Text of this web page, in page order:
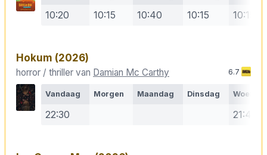
10:20 10:15 10:40 10:15 10:15
Hokum (2026)
horror / thriller van Damian Mc Carthy 6.7
Vandaag Morgen Maandag Dinsdag
22:30 21:45